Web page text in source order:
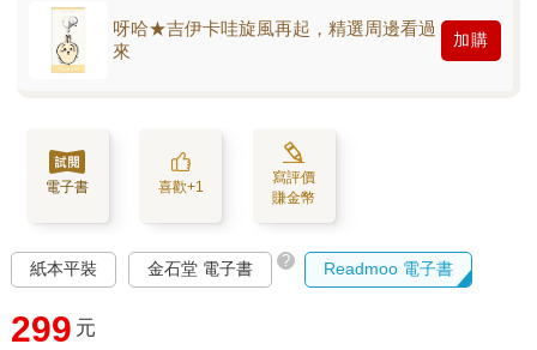
呀哈★吉伊卡哇旋風再起，精選周邊看過
來
加購
電子書 喜歡+1
寫評價
賺金幣
紙本平裝 金石堂 電子書 ? Readmoo 電子書
299 元